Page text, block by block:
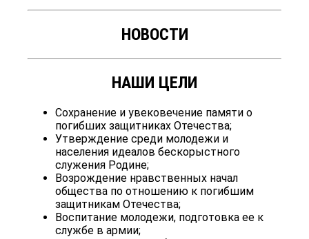
НОВОСТИ
НАШИ ЦЕЛИ
Сохранение и увековечение памяти о
погибших защитниках Отечества;
Утверждение среди молодежи и
населения идеалов бескорыстного
служения Родине;
Возрождение нравственных начал
общества по отношению к погибшим
защитникам Отечества;
Воспитание молодежи, подготовка ее к
службе в армии;